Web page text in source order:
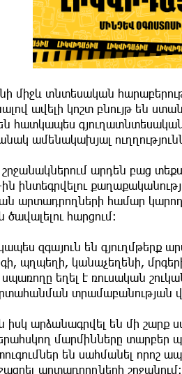
տնտեսական
ավելի կոշտ բնույթ են
հատկապես
ամենակախյալ
արդեն բաց
ինտեգրվելու
արտադրողների համար կարող
ծավալելու հարցում։
զգայուն են գյուղմթերք
պղպեղի, կանաչեղենի,
եղել է ռուսական
տրամաբանության
իսկ արձանագրվել են մի շարք
մարմինները տարբեր
են սահմանել որոշ
արտադրողների